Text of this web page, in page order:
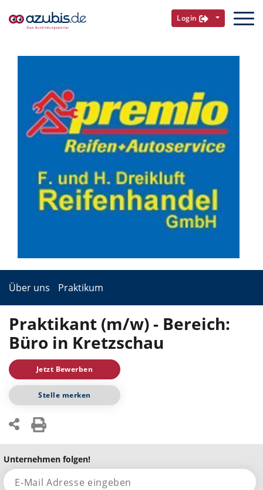
Login
Über uns Praktikum
Praktikant (m/w) - Bereich:
Büro in Kretzschau
Jetzt Bewerben
Stelle merken
Unternehmen folgen!